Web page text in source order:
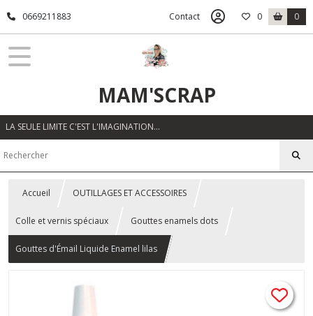
0669211883 Contact 0 0
MAM'SCRAP
LA SEULE LIMITE C'EST L'IMAGINATION…
Accueil OUTILLAGES ET ACCESSOIRES
Colle et vernis spéciaux Gouttes enamels dots
Gouttes d'Émail Liquide Enamel lilas